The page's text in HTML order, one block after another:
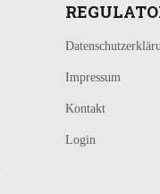
Impressum
Kontakt
Login